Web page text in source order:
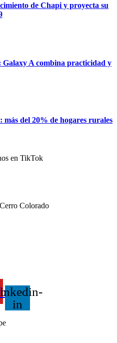
de Chapi y proyecta su
Galaxy A combina practicidad y
del 20% de hogares rurales
en TikTok
Colorado
in